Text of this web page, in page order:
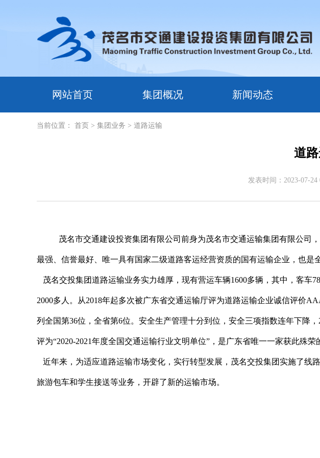
网站首页 集团概况 新闻动态
当前位置： 首页 > 集团业务 > 道路运输
道
发表时间：2023-07-
茂名市交通建设投资集团有限公司前身为茂名市交通运输集团有限公司
最强、信誉最好、唯一具有国家二级道路客运经营资质的国有运输企业，也是
茂名交投集团道路运输业务实力雄厚 ， 现有营运车辆1600多辆，其中，客车
2000多人。从2018年起多次被广东省交通运输厅评为道路运输企业诚信评价
列全国第36位，全省第6位。安全生产管理十分到位，安全三项指数连年下降，
评为“2020-2021年度全国交通运输行业文明单位” ，是广东省唯一一家获此殊荣
近年来，为适应道路运输市场变化，实行转型发展，茂名交投集团实施了线路
旅游包车和学生接送等业务，开辟了新的运输市场。